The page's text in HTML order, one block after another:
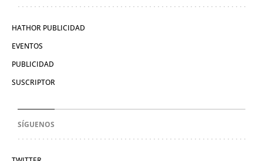
HATHOR PUBLICIDAD
EVENTOS
PUBLICIDAD
SUSCRIPTOR
SÍGUENOS